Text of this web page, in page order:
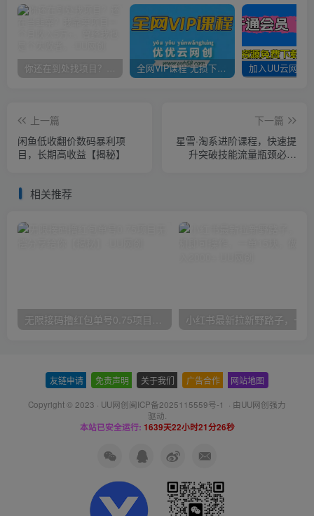
你还在到处找项目？还在当韭菜？我靠卖项目一个月收入5万+，曾经我也是个失败者。 全网VIP课程 无损下载~
上一篇
闲鱼低收翻价数码暴利项
目，长期高收益【揭秘】
下一篇
星雪·淘系进阶课程，快速提
升突破技能流量瓶颈必备
相关推荐
无限接码撸红包单号0.75项目无偿分享给你【揭秘】
友链申请 免责声明 关于我们 广告合作 网站地图
Copyright © 2023 · UU网创闽ICP备2025115559号-1 · 由UU网创强力
驱动.
本站已安全运行: 1639天22小时21分27秒